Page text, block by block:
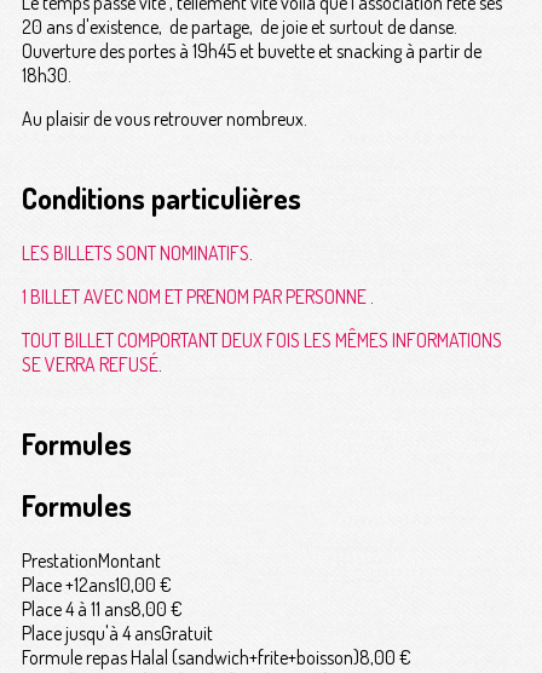
20 ans d'existence, de partage, de joie et surtout de danse.
Ouverture des portes à 19h45 et buvette et snacking à partir de
18h30.
Au plaisir de vous retrouver nombreux.
Conditions particulières
LES BILLETS SONTNOMINATIFS.
1 BILLETAVECNOM ETPRENOM PARPERSONNE .
TOUTBILLETCOMPORTANTDEUXFOIS LES MÊMES INFORMATIONS
SEVERRAREFUSÉ.
Formules
Formules
PrestationMontant
Place +12ans10,00 €
Place 4 à 11 ans8,00 €
Place jusqu'à 4 ansGratuit
Formule repas Halal (sandwich+frite+boisson)8,00 €